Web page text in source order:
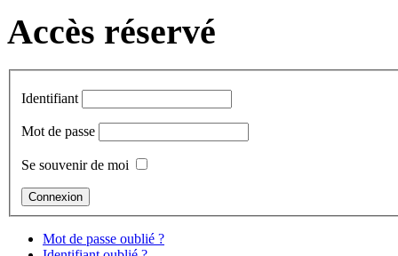
Accès réservé
Identifiant
Mot de passe
Se souvenir de moi
Mot de passe oublié ?